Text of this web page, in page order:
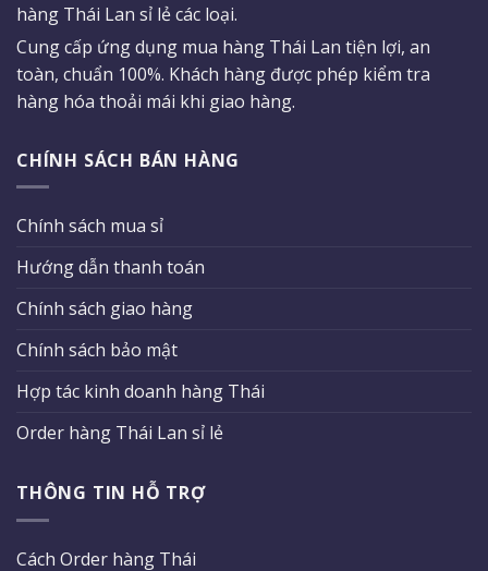
hàng Thái Lan sỉ lẻ các loại.
Cung cấp ứng dụng mua hàng Thái Lan tiện lợi, an
toàn, chuẩn 100%. Khách hàng được phép kiểm tra
hàng hóa thoải mái khi giao hàng.
CHÍNH SÁCH BÁN HÀNG
Chính sách mua sỉ
Hướng dẫn thanh toán
Chính sách giao hàng
Chính sách bảo mật
Hợp tác kinh doanh hàng Thái
Order hàng Thái Lan sỉ lẻ
THÔNG TIN HỖ TRỢ
Cách Order hàng Thái